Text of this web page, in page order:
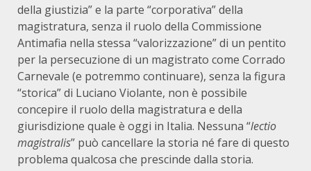
della giustizia” e la parte “corporativa” della
magistratura, senza il ruolo della Commissione
Antimafia nella stessa “valorizzazione” di un pentito
per la persecuzione di un magistrato come Corrado
Carnevale (e potremmo continuare), senza la figura
“storica” di Luciano Violante, non è possibile
concepire il ruolo della magistratura e della
giurisdizione quale è oggi in Italia. Nessuna “lectio
magistralis” può cancellare la storia né fare di questo
problema qualcosa che prescinde dalla storia.